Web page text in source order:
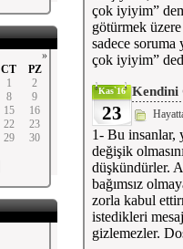
»
CT
PZ
1
2
8
9
15
16
22
23
29
30
çok iyiyim”
götürmek
sadece soruma
çok iyiyim”
Kas`16
23
Kendini
1- Bu insanlar,
değişik
düşkündürler.
bağımsız
zorla kabul
istedikleri
gizlemezler.